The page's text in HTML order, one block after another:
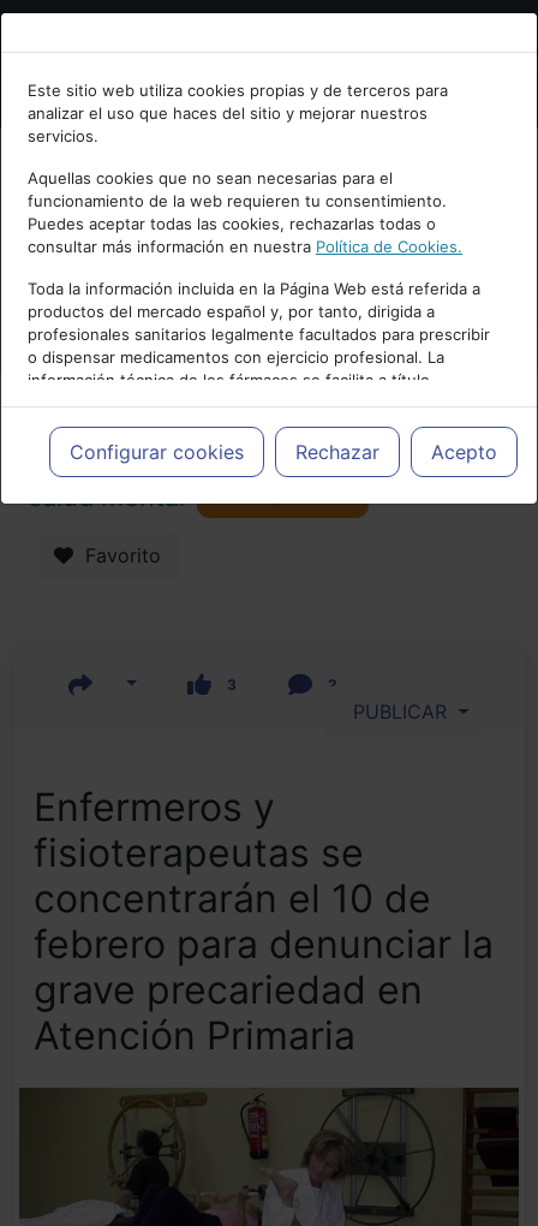
Bienvenid@ a psiquiatria.com
Escribe tu Email
Accede o regístrate con tu email.
Cancelar
Este sitio web utiliza cookies propias y de terceros para
analizar el uso que haces del sitio y mejorar nuestros
servicios.
Aquellas cookies que no sean necesarias para el
funcionamiento de la web requieren tu consentimiento.
Puedes aceptar todas las cookies, rechazarlas todas o
consultar más información en nuestra Política de Cookies.
Toda la información incluida en la Página Web está referida a
productos del mercado español y, por tanto, dirigida a
profesionales sanitarios legalmente facultados para prescribir
o dispensar medicamentos con ejercicio profesional. La
información técnica de los fármacos se facilita a título
meramente informativo, siendo responsabilidad de los
profesionales facultados prescribir medicamentos y decidir, en
cada caso concreto, el tratamiento más adecuado a las
necesidades del paciente.
Configurar cookies Rechazar Acepto
Actualidad y Artículos|Enfermería de
salud mental
Favorito
3 2
PUBLICAR
Enfermeros y
fisioterapeutas se
concentrarán el 10 de
febrero para denunciar la
grave precariedad en
Atención Primaria